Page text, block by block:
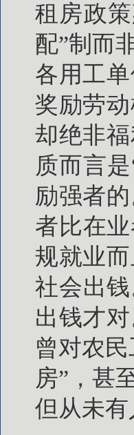
租房政
配”制而
各用工
奖励劳
却绝非
质而言
励强者
者比在
规就业
社会出
出钱才
曾对农
房”，甚
但从未